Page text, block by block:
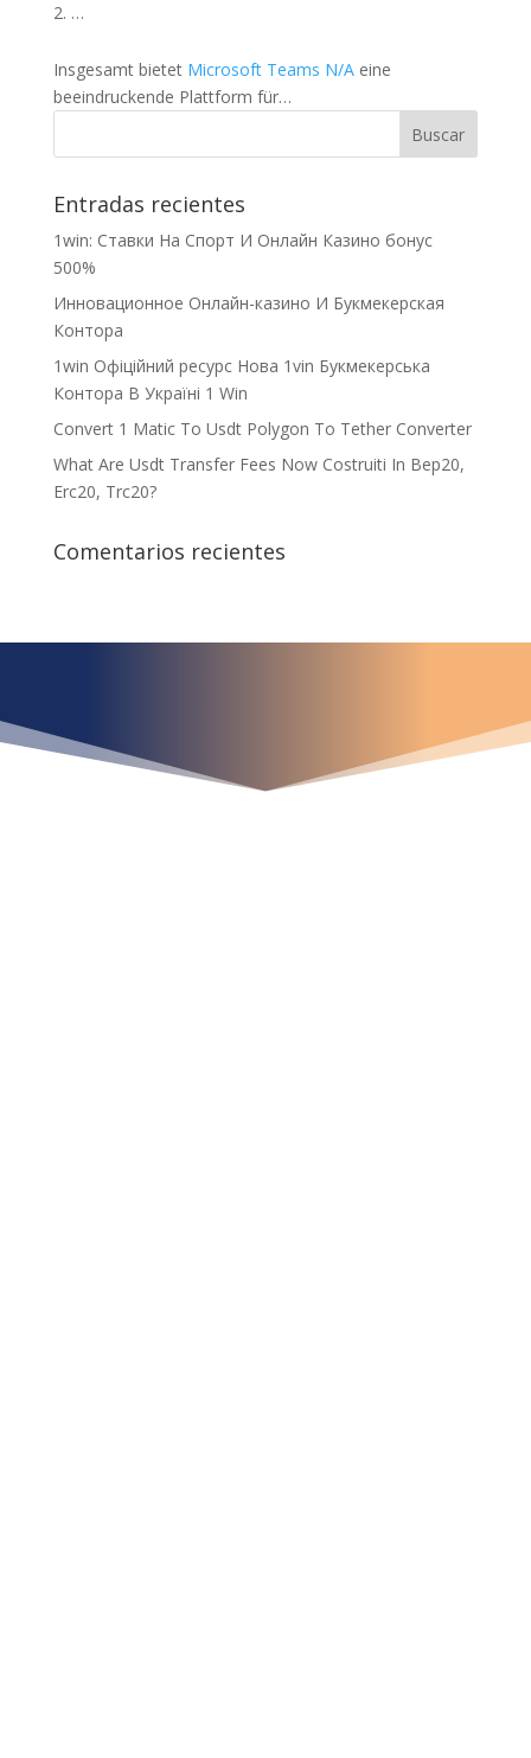
…
Insgesamt bietet Microsoft Teams N/Aeine
beeindruckende Plattform für…
Entradas recientes
1win: Ставки На Cпорт И Онлайн Казино бонус
500%
Инновационное Онлайн-казино И Букмекерская
Контора
1win Офіційний ресурс Нова 1vin Букмекерська
Контора В Україні 1 Win
Convert 1 Matic To Usdt Polygon To Tether Converter
What Are Usdt Transfer Fees Now Costruiti In Bep20,
Erc20, Trc20?
Comentarios recientes